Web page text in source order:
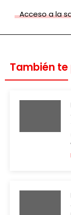
Acceso a la
También